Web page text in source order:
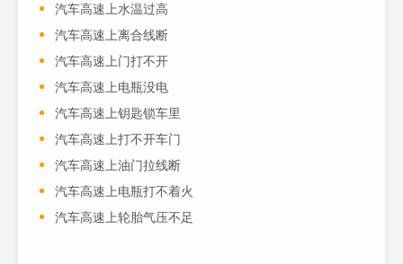
汽车高速上水温过高
汽车高速上离合线断
汽车高速上门打不开
汽车高速上电瓶没电
汽车高速上钥匙锁车里
汽车高速上打不开车门
汽车高速上油门拉线断
汽车高速上电瓶打不着火
汽车高速上轮胎气压不足